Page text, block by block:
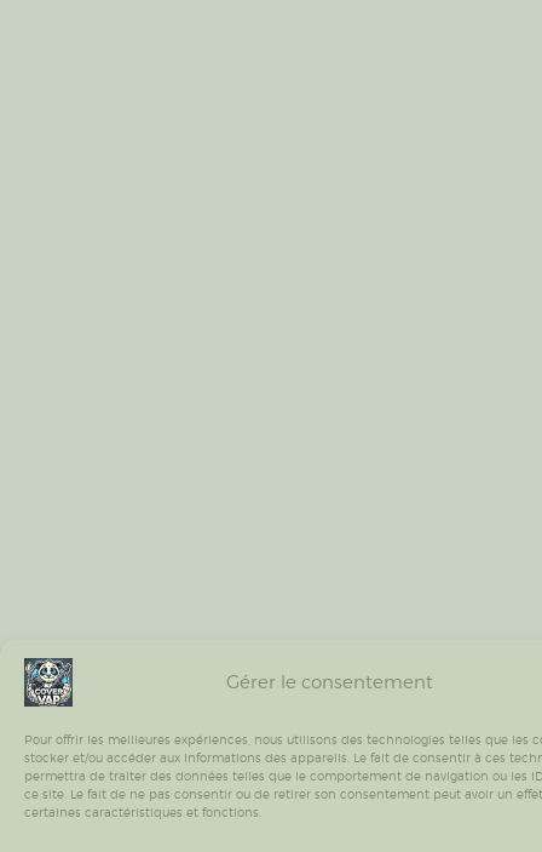
Gérer le consentement
Pour offrir les meilleures expériences, nous utilisons des technologies telles que les
stocker et/ou accéder aux informations des appareils. Le fait de consentir à ces
permettra de traiter des données telles que le comportement de navigation ou les
ce site. Le fait de ne pas consentir ou de retirer son consentement peut avoir un
certaines caractéristiques et fonctions.